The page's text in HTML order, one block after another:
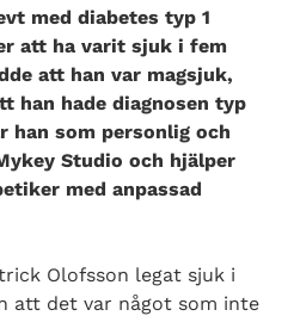
med diabetes typ 1
att ha varit sjuk i fem
att han var magsjuk,
han hade diagnosen typ
han som personlig och
Studio och hjälper
med anpassad
Olofsson legat sjuk i
att det var något som inte